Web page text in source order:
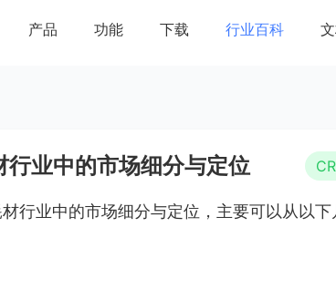
产品 功能 下载 行业百科
业中的市场细分与定位
行业中的市场细分与定位，主要可以从以